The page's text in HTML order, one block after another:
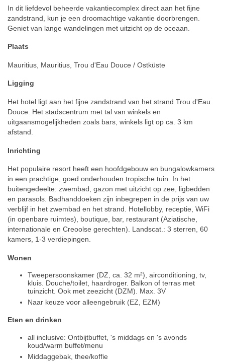
In dit liefdevol beheerde vakantiecomplex direct aan het fijne
zandstrand, kun je een droomachtige vakantie doorbrengen.
Geniet van lange wandelingen met uitzicht op de oceaan.
Plaats
Mauritius, Mauritius, Trou d'Eau Douce / Ostküste
Ligging
Het hotel ligt aan het fijne zandstrand van het strand Trou d'Eau
Douce. Het stadscentrum met tal van winkels en
uitgaansmogelijkheden zoals bars, winkels ligt op ca. 3 km
afstand.
Inrichting
Het populaire resort heeft een hoofdgebouw en bungalowkamers
in een prachtige, goed onderhouden tropische tuin. In het
buitengedeelte: zwembad, gazon met uitzicht op zee, ligbedden
en parasols. Badhanddoeken zijn inbegrepen in de prijs van uw
verblijf in het zwembad en het strand. Hotellobby, receptie, WiFi
(in openbare ruimtes), boutique, bar, restaurant (Aziatische,
internationale en Creoolse gerechten). Landscat.: 3 sterren, 60
kamers, 1-3 verdiepingen.
Wonen
Tweepersoonskamer (DZ, ca. 32 m²), airconditioning, tv,
kluis. Douche/toilet, haardroger. Balkon of terras met
tuinzicht. Ook met zeezicht (DZM). Max. 3V
Naar keuze voor alleengebruik (EZ, EZM)
Eten en drinken
all inclusive: Ontbijtbuffet, 's middags en 's avonds
koud/warm buffet/menu
Middaggebak, thee/koffie